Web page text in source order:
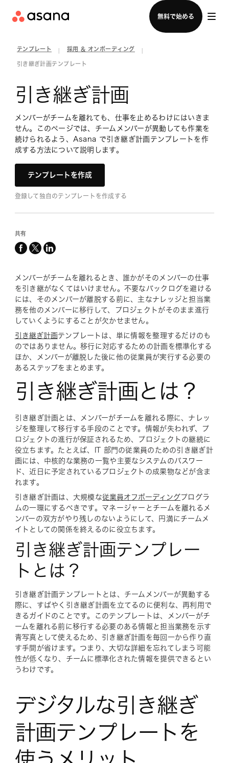
無料で始める
セールスチームに問い合わせる
テンプレート 採用 & オンボーディング
引き継ぎ計画テンプレート
引き継ぎ計画
メンバーがチームを離れても、仕事を止めるわけにはいきま
せん。このページでは、チームメンバーが異動しても作業を
続けられるよう、Asana で引き継ぎ計画テンプレートを作
成する方法について説明します。
テンプレートを作成
登録して独自のテンプレートを作成する
共有
facebook
x-
linkedin
メンバーがチームを離れるとき、誰かがそのメンバーの仕事
を引き継がなくてはいけません。不要なバックログを避ける
には、そのメンバーが離脱する前に、主なナレッジと担当業
務を他のメンバーに移行して、プロジェクトがそのまま進行
していくようにすることが欠かせません。
引き継ぎ計画テンプレートは、単に情報を整理するだけのも
のではありません。移行に対応するための計画を標準化する
ほか、メンバーが離脱した後に他の従業員が実行する必要の
あるステップをまとめます。
引き継ぎ計画とは？
引き継ぎ計画とは、メンバーがチームを離れる際に、ナレッ
ジを整理して移行する手段のことです。情報が失われず、プ
ロジェクトの進行が保証されるため、プロジェクトの継続に
役立ちます。たとえば、IT 部門の従業員のための引き継ぎ計
画には、中核的な業務の一覧や主要なシステムのパスワー
ド、近日に予定されているプロジェクトの成果物などが含ま
れます。
引き継ぎ計画は、大規模な従業員オフボーディングプログラ
ムの一環にするべきです。マネージャーとチームを離れるメ
ンバーの双方がやり残しのないようにして、円満にチームメ
イトとしての関係を終えるのに役立ちます。
引き継ぎ計画テンプレー
トとは？
引き継ぎ計画テンプレートとは、チームメンバーが異動する
際に、すばやく引き継ぎ計画を立てるのに便利な、再利用で
きるガイドのことです。このテンプレートは、メンバーがチ
ームを離れる前に移行する必要のある情報と担当業務を示す
青写真として使えるため、引き継ぎ計画を毎回一から作り直
す手間が省けます。つまり、大切な詳細を忘れてしまう可能
性が低くなり、チームに標準化された情報を提供できるとい
うわけです。
デジタルな引き継ぎ
計画テンプレートを